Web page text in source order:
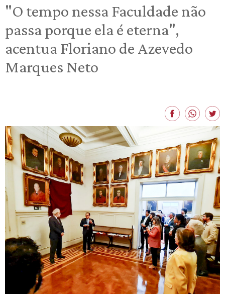
"O tempo nessa Faculdade não
passa porque ela é eterna",
acentua Floriano de Azevedo
Marques Neto